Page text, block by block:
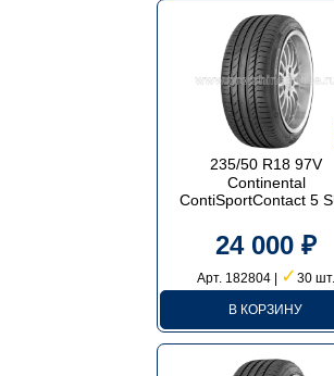
235/50 R18 97V
Continental
ContiSportContact 5
24 000 ₽
Арт. 182804 | ✓ 30 шт.
В КОРЗИНУ